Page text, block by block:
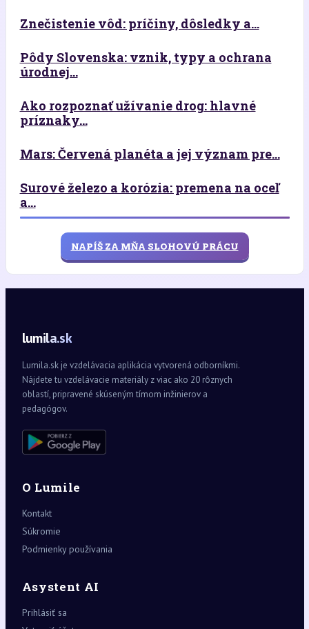
Znečistenie vôd: príčiny, dôsledky a...
Pôdy Slovenska: vznik, typy a ochrana
úrodnej...
Ako rozpoznať užívanie drog: hlavné
príznaky...
Mars: Červená planéta a jej význam pre...
Surové železo a korózia: premena na oceľ
a...
NAPÍŠ ZA MŇA SLOHOVÚ PRÁCU
lumila.sk
Lumila.sk je vzdelávacia aplikácia vytvorená odborníkmi.
Nájdete tu vzdelávacie materiály z viac ako 20 rôznych
oblastí, pripravené skúseným tímom inžinierov a
pedagógov.
O Lumile
Kontakt
Súkromie
Podmienky používania
Asystent AI
Prihlásiť sa